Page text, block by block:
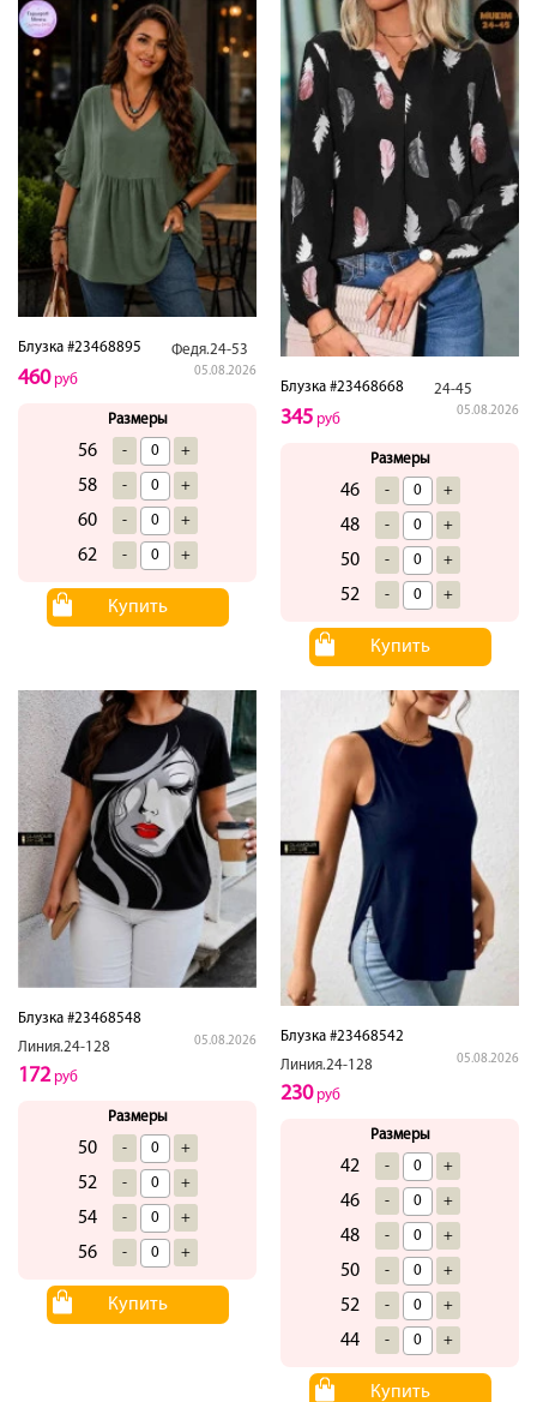
Блузка #23468895 Федя.24-53
05.08.2026
460руб
Размеры
56 - +
58 - +
60 - +
62 - +
Купить
Блузка #23468668 24-45
05.08.2026
345 руб
Размеры
46 - +
48 - +
50 - +
52 - +
Купить
Блузка #23468548
Линия.24-128
05.08.2026
172руб
Размеры
50 - +
52 - +
54 - +
56 - +
Купить
Блузка #23468542
Линия.24-128
05.08.2026
230руб
Размеры
42 - +
46 - +
48 - +
50 - +
52 - +
44 - +
Купить